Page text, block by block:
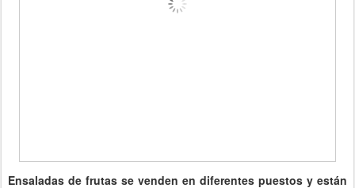
Ensaladas de frutas se venden en diferentes puestos y están